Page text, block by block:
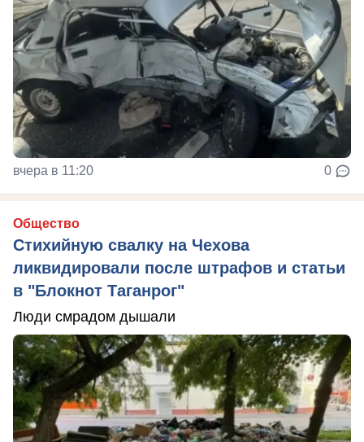
вчера в 11:20 0
Общество
Стихийную свалку на Чехова
ликвидировали после штрафов и статьи
в "Блокнот Таганрог"
Люди смрадом дышали